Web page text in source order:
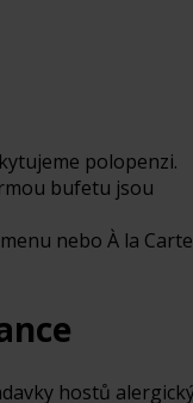
polopenzi.
bufetu jsou
nebo À la Carte
hostů